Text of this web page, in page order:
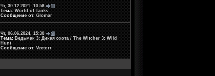
Чт, 30.12.2021, 10:56
Тема: World of Tanks
Сообщение от: Glomar
Чт, 06.06.2024, 15:30
Тема: Ведьмак 3: Дикая охота / The Witcher 3: Wild
Hunt
Сообщение от: Vectorr